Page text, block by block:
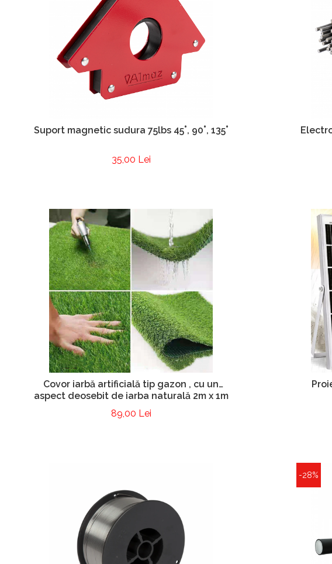
Suport magnetic sudura 75lbs 45˚, 90˚, 135˚
35,00 Lei
Covor iarbă artificială tip gazon , cu un
aspect deosebit de iarba naturală 2m x 1m
89,00 Lei
-28%